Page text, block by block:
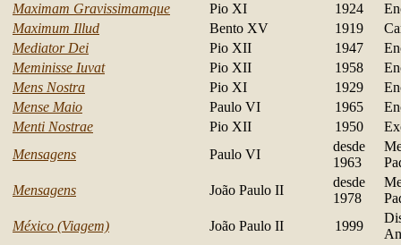
Maximam Gravissimamque
Pio XI 1924
Maximum Illud
Bento XV 1919
Mediator Dei
Pio XII 1947
Meminisse Iuvat
Pio XII 1958
Mens Nostra
Pio XI 1929
Mense Maio
Paulo VI 1965
Menti Nostrae
Pio XII 1950
Mensagens
Paulo VI
desde
1963
Mensagens
João Paulo II
desde
1978
México (Viagem)
João Paulo II 1999